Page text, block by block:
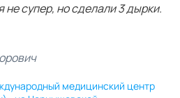
не супер, но сделали 3 дырки.
медицинский центр